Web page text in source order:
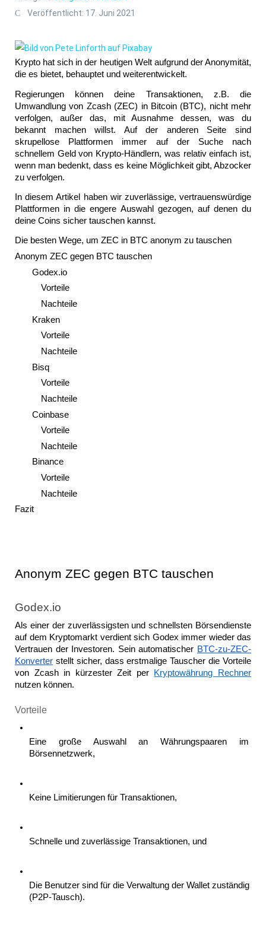
Veröffentlicht: 17. Juni 2021
Krypto hat sich in der heutigen Welt aufgrund der Anonymität,
die es bietet, behauptet und weiterentwickelt.
Regierungen können deine Transaktionen, z.B. die
Umwandlung von Zcash (ZEC) in Bitcoin (BTC), nicht mehr
verfolgen, außer das, mit Ausnahme dessen, was du
bekannt machen willst. Auf der anderen Seite sind
skrupellose Plattformen immer auf der Suche nach
schnellem Geld von Krypto-Händlern, was relativ einfach ist,
wenn man bedenkt, dass es keine Möglichkeit gibt, Abzocker
zu verfolgen.
In diesem Artikel haben wir zuverlässige, vertrauenswürdige
Plattformen in die engere Auswahl gezogen, auf denen du
deine Coins sicher tauschen kannst.
Die besten Wege, um ZEC in BTC anonym zu tauschen
Anonym ZEC gegen BTC tauschen
Godex.io
Vorteile
Nachteile
Kraken
Vorteile
Nachteile
Bisq
Vorteile
Nachteile
Coinbase
Vorteile
Nachteile
Binance
Vorteile
Nachteile
Fazit
Anonym ZEC gegen BTC tauschen
Godex.io
Als einer der zuverlässigsten und schnellsten Börsendienste
auf dem Kryptomarkt verdient sich Godex immer wieder das
Vertrauen der Investoren. Sein automatischer BTC-zu-ZEC-
Konverter stellt sicher, dass erstmalige Tauscher die Vorteile
von Zcash in kürzester Zeit per Kryptowährung Rechner
nutzen können.
Vorteile
Eine große Auswahl an Währungspaaren im
Börsennetzwerk,
Keine Limitierungen für Transaktionen,
Schnelle und zuverlässige Transaktionen, und
Die Benutzer sind für die Verwaltung der Wallet zuständig
(P2P-Tausch).